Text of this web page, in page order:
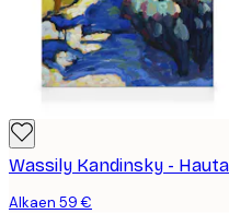
Alkaen 59 €